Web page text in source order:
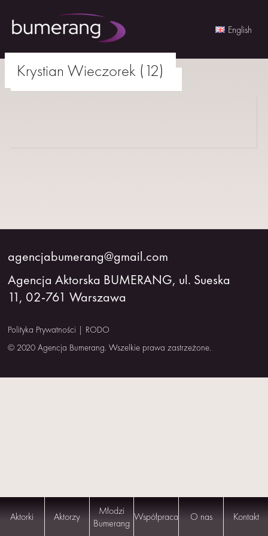
AKTORKI
WSPÓŁPRACA
O
NAS
Aktorki Aktorzy
Młodzi
Bumerang Współpraca O nas Kontakt
English
content
agencjabumerang@gmail.com
Krystian Wieczorek (12)
agencjabumerang@gmail.com
Agencja Aktorska BUMERANG, ul. Sueska
11, 02-761 Warszawa
Polityka Prywatności | RODO
© 2020 Agencja Bumerang. Wszelkie prawa zastrzeżone.